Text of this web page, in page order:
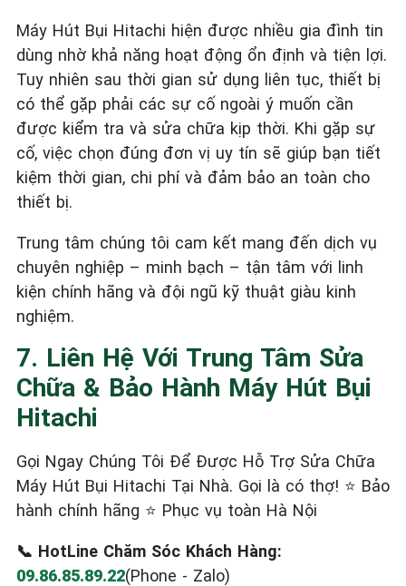
Máy Hút Bụi Hitachi hiện được nhiều gia đình tin
dùng nhờ khả năng hoạt động ổn định và tiện lợi.
Tuy nhiên sau thời gian sử dụng liên tục, thiết bị
có thể gặp phải các sự cố ngoài ý muốn cần
được kiểm tra và sửa chữa kịp thời. Khi gặp sự
cố, việc chọn đúng đơn vị uy tín sẽ giúp bạn tiết
kiệm thời gian, chi phí và đảm bảo an toàn cho
thiết bị.
Trung tâm chúng tôi cam kết mang đến dịch vụ
chuyên nghiệp – minh bạch – tận tâm với linh
kiện chính hãng và đội ngũ kỹ thuật giàu kinh
nghiệm.
7. Liên Hệ Với Trung Tâm Sửa
Chữa & Bảo Hành Máy Hút Bụi
Hitachi
Gọi Ngay Chúng Tôi Để Được Hỗ Trợ Sửa Chữa
Máy Hút Bụi Hitachi Tại Nhà. Gọi là có thợ! ⭐ Bảo
hành chính hãng ⭐ Phục vụ toàn Hà Nội
📞 HotLine Chăm Sóc Khách Hàng:
09.86.85.89.22(Phone - Zalo)